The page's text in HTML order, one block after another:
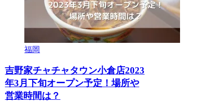
福岡
吉野家チャチャタウン小倉店2023
年3月下旬オープン予定！場所や
営業時間は？